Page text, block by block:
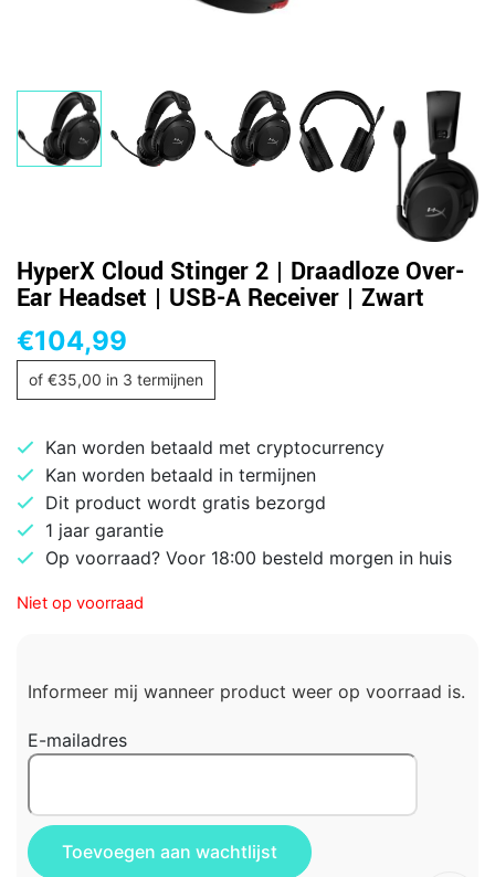
HyperX Cloud Stinger 2 | Draadloze Over-
Ear Headset | USB-A Receiver | Zwart
€104,99
of €35,00 in 3 termijnen
Kan worden betaald met cryptocurrency
Kan worden betaald in termijnen
Dit product wordt gratis bezorgd
1 jaar garantie
Op voorraad? Voor 18:00 besteld morgen in huis
Niet op voorraad
Informeer mij wanneer product weer op voorraad is.
E-mailadres